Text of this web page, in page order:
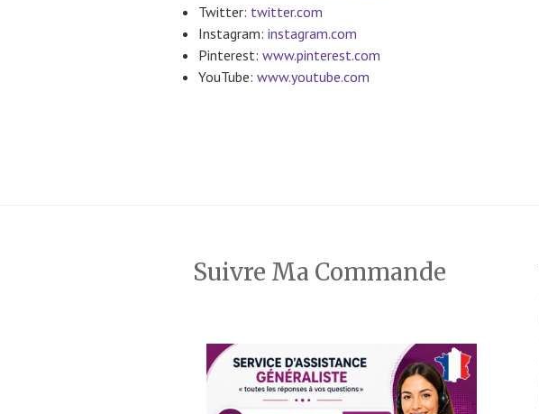
Twitter: twitter.com
Instagram: instagram.com
Pinterest: www.pinterest.com
YouTube: www.youtube.com
Suivre Ma Commande